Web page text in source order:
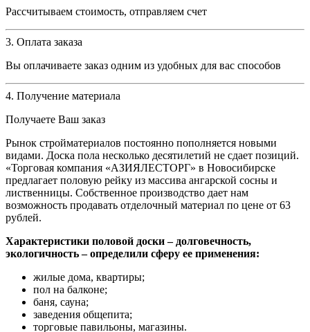
Рассчитываем стоимость, отправляем счет
3. Оплата заказа
Вы оплачиваете заказ одним из удобных для вас способов
4. Получение материала
Получаете Ваш заказ
Рынок стройматериалов постоянно пополняется новыми
видами. Доска пола несколько десятилетий не сдает позиций.
«Торговая компания «АЗИЯЛЕСТОРГ» в Новосибирске
предлагает половую рейку из массива ангарской сосны и
лиственницы. Собственное производство дает нам
возможность продавать отделочный материал по цене от 63
рублей.
Характеристики половой доски – долговечность,
экологичность – определили сферу ее применения:
жилые дома, квартиры;
пол на балконе;
баня, сауна;
заведения общепита;
торговые павильоны, магазины.